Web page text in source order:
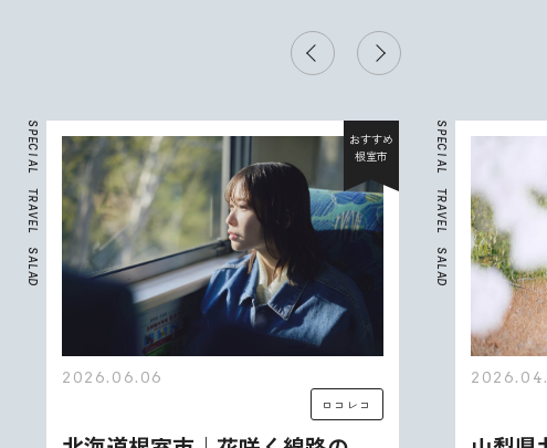
S
P
E
C
I
A
L
T
R
A
V
E
L
S
A
L
A
D
おすすめ
根室市
2026.06.06
ロコレコ
S
P
E
C
I
A
L
T
R
A
V
E
L
S
A
L
A
D